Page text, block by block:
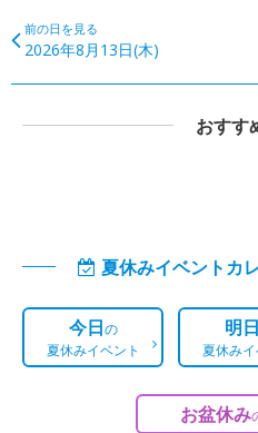
前の日を見る
2026年8月13日(木)
おすす
夏休みイベントカ
今日の
夏休みイベント
明日
夏休みイ
お盆休み